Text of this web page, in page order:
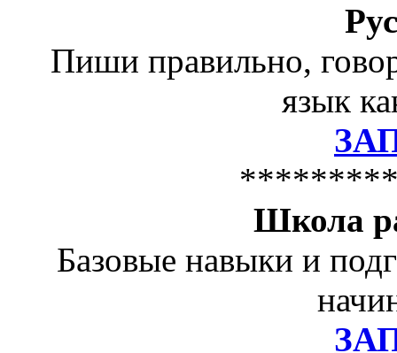
Пиши правильно,
язык
Школа
Базовые навыки и